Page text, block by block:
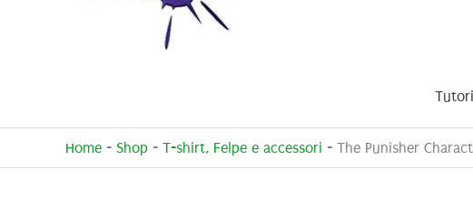
Home - Shop - T-shirt, Felpe e accessori - The Punisher